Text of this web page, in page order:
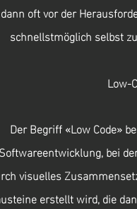
dann oft vor der
schnellstmöglich selbst
Low-
Der Begriff «Low Code»
Softwareentwicklung, bei
visuelles
erstellt wird, die